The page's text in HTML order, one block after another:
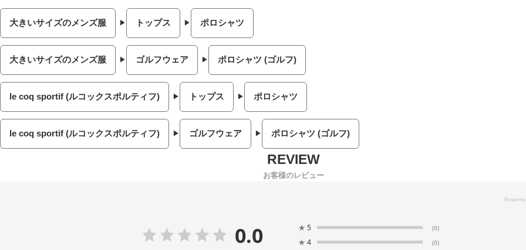
大きいサイズのメンズ服 トップス ポロシャツ
大きいサイズのメンズ服 ゴルフウェア ポロシャツ (ゴルフ)
le coq sportif (ルコックスポルティフ) トップス ポロシャツ
le coq sportif (ルコックスポルティフ) ゴルフウェア ポロシャツ (ゴルフ)
お客様のレビュー
0.0 ★ 5 (0)
★ 4 (0)